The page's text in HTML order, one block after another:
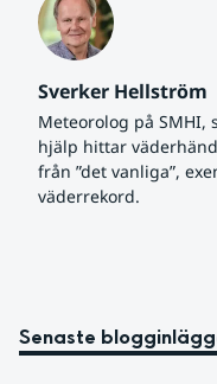
Sverker Hellström
Meteorolog på SMHI,
hjälp hittar
från ”det vanliga”,
väderrekord.
Senaste